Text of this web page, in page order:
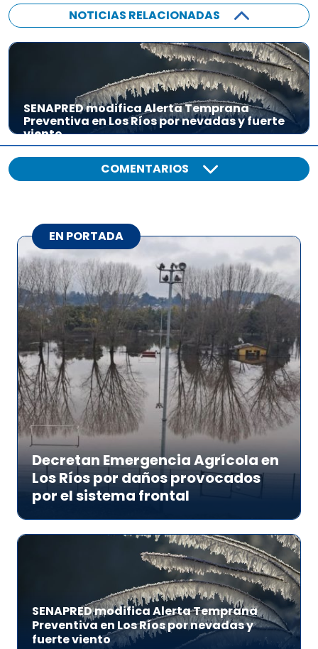
NOTICIAS RELACIONADAS
SENAPRED modifica Alerta Temprana
Preventiva en Los Ríos por nevadas y fuerte
viento
COMENTARIOS
EN PORTADA
Decretan Emergencia Agrícola en
Los Ríos por daños provocados
por el sistema frontal
SENAPRED modifica Alerta Temprana
Preventiva en Los Ríos por nevadas y
fuerte viento